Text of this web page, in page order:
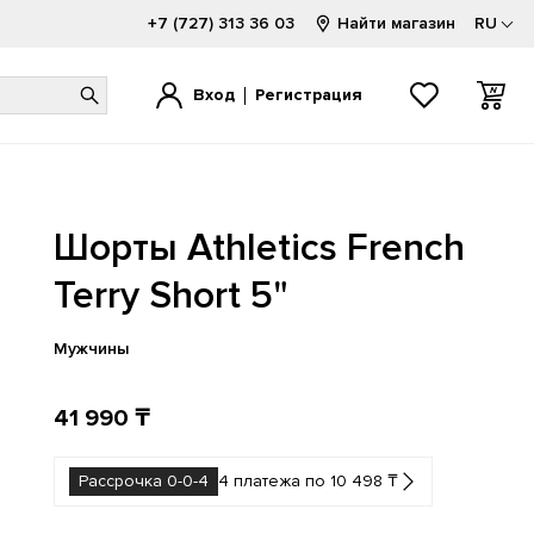
+7 (727) 313 36 03 Найти магазин RU
9060
FuelCell
2000
530
574
9060
204L
Вход Регистрация
Шорты Athletics French
Terry Short 5"
Мужчины
41 990 ₸
Рассрочка 0-0-4 4 платежа по 10 498 ₸